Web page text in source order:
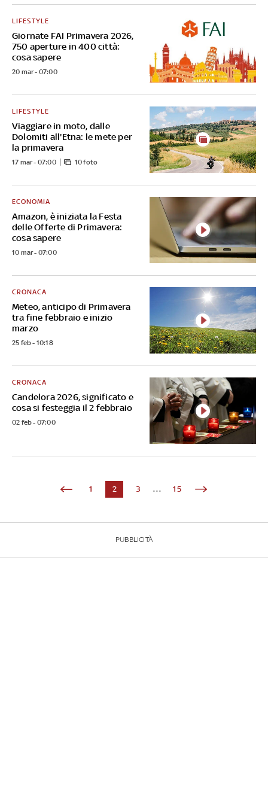
Giornate FAI Primavera 2026,
750 aperture in 400 città:
cosa sapere
LIFESTYLE
20 mar - 07:00
Viaggiare in moto, dalle
Dolomiti all'Etna: le mete per
la primavera
LIFESTYLE
17 mar - 07:00 10 foto
Amazon, è iniziata la Festa
delle Offerte di Primavera:
cosa sapere
ECONOMIA
10 mar - 07:00
Meteo, anticipo di Primavera
tra fine febbraio e inizio
marzo
CRONACA
25 feb - 10:18
Candelora 2026, significato e
cosa si festeggia il 2 febbraio
CRONACA
02 feb - 07:00
1 2 3 ... 15
PUBBLICITÀ